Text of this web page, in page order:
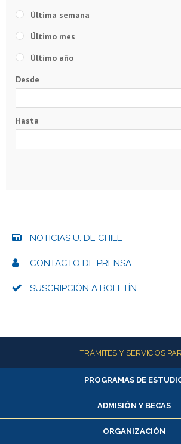
Última semana
Último mes
Último año
Desde
Hasta
NOTICIAS U. DE CHILE
CONTACTO DE PRENSA
SUSCRIPCIÓN A BOLETÍN
Más informaciónTRÁMITES Y SERVICIOS
Alumnas/os y exalumnas/
Matrícula en línea
Inscripción y cambio de
Consulta y certificado de
PROGRAMAS DE
ADMISIÓN Y BECAS
ORGANIZACIÓN